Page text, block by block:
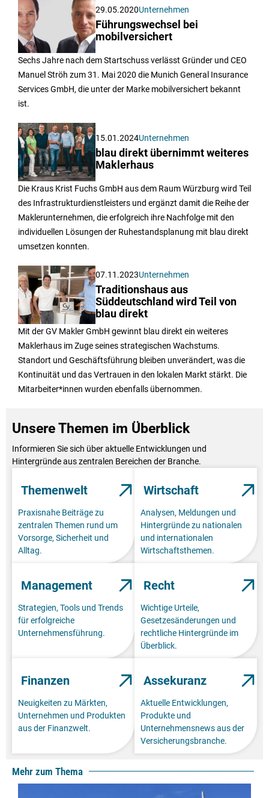
29.05.2020Unternehmen
Führungswechsel bei
mobilversichert
Sechs Jahre nach dem Startschuss verlässt Gründer und CEO
Manuel Ströh zum 31. Mai 2020 die Munich General Insurance
Services GmbH, die unter der Marke mobilversichert bekannt
ist.
15.01.2024Unternehmen
blau direkt übernimmt weiteres
Maklerhaus
Die Kraus Krist Fuchs GmbH aus dem Raum Würzburg wird Teil
des Infrastrukturdienstleisters und ergänzt damit die Reihe der
Maklerunternehmen, die erfolgreich ihre Nachfolge mit den
individuellen Lösungen der Ruhestandsplanung mit blau direkt
umsetzen konnten.
07.11.2023Unternehmen
Traditionshaus aus
Süddeutschland wird Teil von
blau direkt
Mit der GV Makler GmbH gewinnt blau direkt ein weiteres
Maklerhaus im Zuge seines strategischen Wachstums.
Standort und Geschäftsführung bleiben unverändert, was die
Kontinuität und das Vertrauen in den lokalen Markt stärkt. Die
Mitarbeiter*innen wurden ebenfalls übernommen.
Unsere Themen im Überblick
Informieren Sie sich über aktuelle Entwicklungen und
Hintergründe aus zentralen Bereichen der Branche.
Themenwelt
Praxisnahe Beiträge zu
zentralen Themen rund um
Vorsorge, Sicherheit und
Alltag.
Wirtschaft
Analysen, Meldungen und
Hintergründe zu nationalen
und internationalen
Wirtschaftsthemen.
Management
Strategien, Tools und Trends
für erfolgreiche
Unternehmensführung.
Recht
Wichtige Urteile,
Gesetzesänderungen und
rechtliche Hintergründe im
Überblick.
Finanzen
Neuigkeiten zu Märkten,
Unternehmen und Produkten
aus der Finanzwelt.
Assekuranz
Aktuelle Entwicklungen,
Produkte und
Unternehmensnews aus der
Versicherungsbranche.
Mehr zum Thema